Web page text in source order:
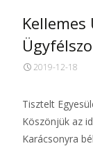
Kellemes
2019-12-18
Tisztelt
Köszönjük az
Karácsonyra